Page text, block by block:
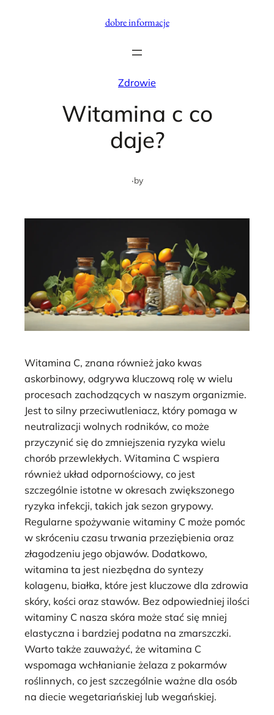
dobre informacje
Zdrowie
Witamina c co
daje?
·by
Witamina C, znana również jako kwas
askorbinowy, odgrywa kluczową rolę w wielu
procesach zachodzących w naszym organizmie.
Jest to silny przeciwutleniacz, który pomaga w
neutralizacji wolnych rodników, co może
przyczynić się do zmniejszenia ryzyka wielu
chorób przewlekłych. Witamina C wspiera
również układ odpornościowy, co jest
szczególnie istotne w okresach zwiększonego
ryzyka infekcji, takich jak sezon grypowy.
Regularne spożywanie witaminy C może pomóc
w skróceniu czasu trwania przeziębienia oraz
złagodzeniu jego objawów. Dodatkowo,
witamina ta jest niezbędna do syntezy
kolagenu, białka, które jest kluczowe dla zdrowia
skóry, kości oraz stawów. Bez odpowiedniej ilości
witaminy C nasza skóra może stać się mniej
elastyczna i bardziej podatna na zmarszczki.
Warto także zauważyć, że witamina C
wspomaga wchłanianie żelaza z pokarmów
roślinnych, co jest szczególnie ważne dla osób
na diecie wegetariańskiej lub wegańskiej.